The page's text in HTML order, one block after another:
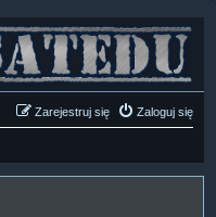
Zaloguj się
Zarejestruj się